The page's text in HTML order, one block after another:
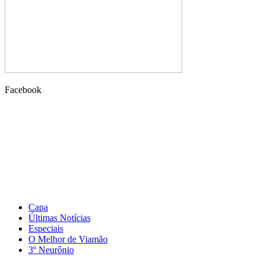
Facebook
Capa
Últimas Notícias
Especiais
O Melhor de Viamão
3º Neurônio